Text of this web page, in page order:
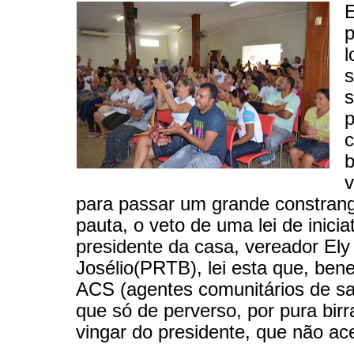
para passar um grande
pauta, o veto de uma lei de
presidente da casa, vereador Ely
Josélio(PRTB), lei esta que,
ACS (agentes comunitários de
que só de perverso, por pura
vingar do presidente, que não